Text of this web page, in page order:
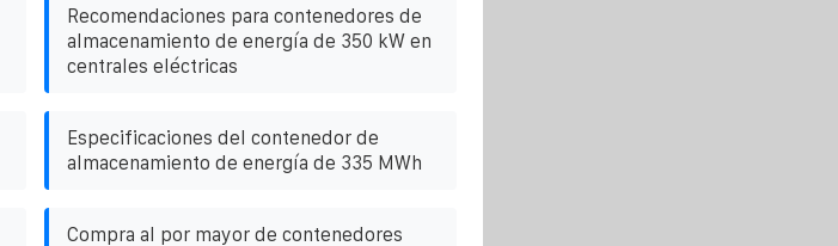
Recomendaciones para contenedores de
almacenamiento de energía de 350 kW en
centrales eléctricas
Especificaciones del contenedor de
almacenamiento de energía de 335 MWh
Compra al por mayor de contenedores